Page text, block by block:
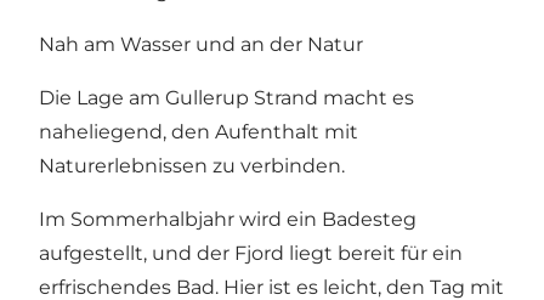
Nah am Wasser und an der Natur
Die Lage am Gullerup Strand macht es
naheliegend, den Aufenthalt mit
Naturerlebnissen zu verbinden.
Im Sommerhalbjahr wird ein Badesteg
aufgestellt, und der Fjord liegt bereit für ein
erfrischendes Bad. Hier ist es leicht, den Tag mit